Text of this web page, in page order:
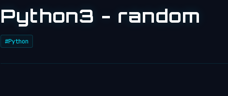
Python3 - random
#Python